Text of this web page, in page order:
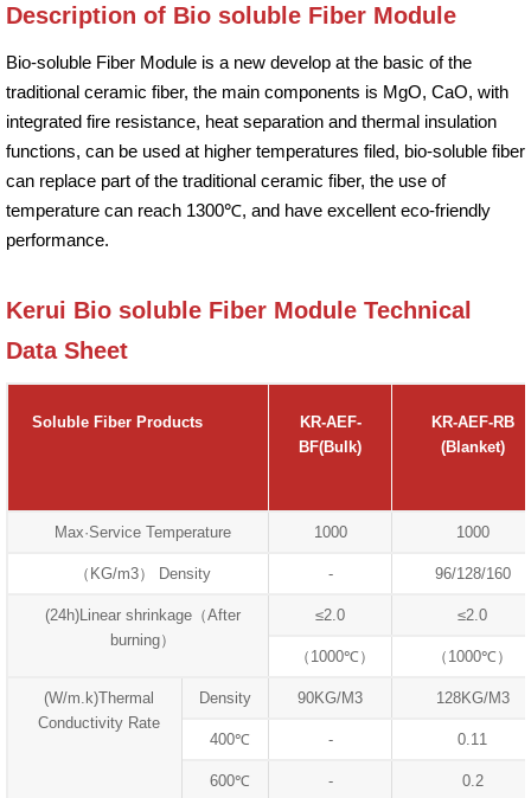
Description of Bio soluble Fiber Module
Bio-soluble Fiber Module is a new develop at the basic of the
traditional ceramic fiber, the main components is MgO, CaO, with
integrated fire resistance, heat separation and thermal insulation
functions, can be used at higher temperatures filed, bio-soluble fiber
can replace part of the traditional ceramic fiber, the use of
temperature can reach 1300℃, and have excellent eco-friendly
performance.
Kerui Bio soluble Fiber Module Technical
Data Sheet
Soluble Fiber Products
KR-AEF-
BF(Bulk)
KR-AEF-RB
(Blanket)
Max·Service Temperature 1000 1000
（KG/m3） Density - 96/128/160
(24h)Linear shrinkage（After
burning）
≤2.0 ≤2.0
（1000℃） （1000℃）
(W/m.k)Thermal
Conductivity Rate
Density 90KG/M3 128KG/M3
400℃ - 0.11
600℃ - 0.2